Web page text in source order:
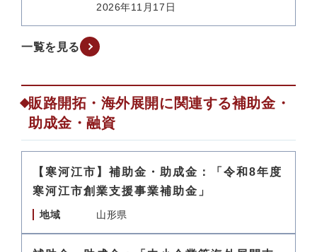
2026年11月17日
一覧を見る
販路開拓・海外展開に関連する補助金・
助成金・融資
【寒河江市】補助金・助成金：「令和8年度
寒河江市創業支援事業補助金」
地域 山形県